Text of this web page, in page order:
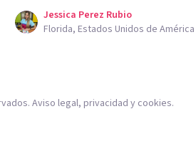
Jessica Perez Rubio
Florida, Estados Unidos de América
Aviso legal, privacidad y cookies.